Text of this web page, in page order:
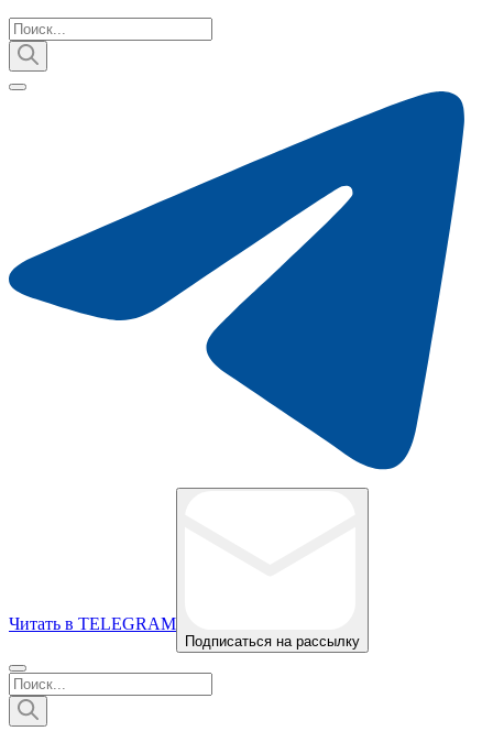
Читать в TELEGRAM
Подписаться на рассылку